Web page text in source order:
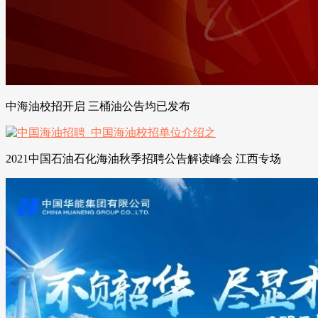
中海油校招开启 三桶油公告均已发布
2021中国石油石化海油秋季招聘公告解读峰会 江西专场